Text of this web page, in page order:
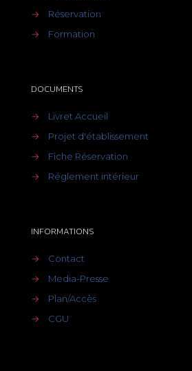
→
Réservation
→
Formation
DOCUMENTS
→
Livret Accueil
→
Projet d'établissement
→
Fiche Réservation
→
Réglement intérieur
INFORMATIONS
→
Contact
→
Media-Presse
→
Plan/Accès
→
CGU